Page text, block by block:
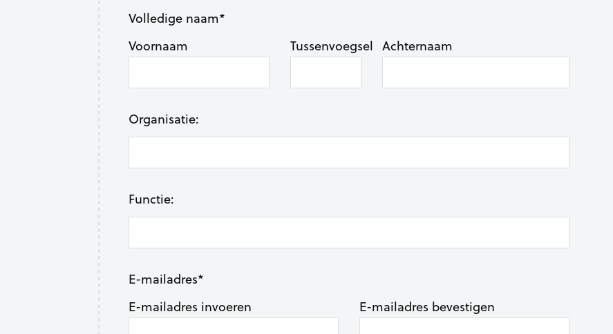
Volledige naam*
Voornaam
Tussenvoegsel Achternaam
Organisatie:
Functie:
E-mailadres*
E-mailadres invoeren
E-mailadres bevestigen